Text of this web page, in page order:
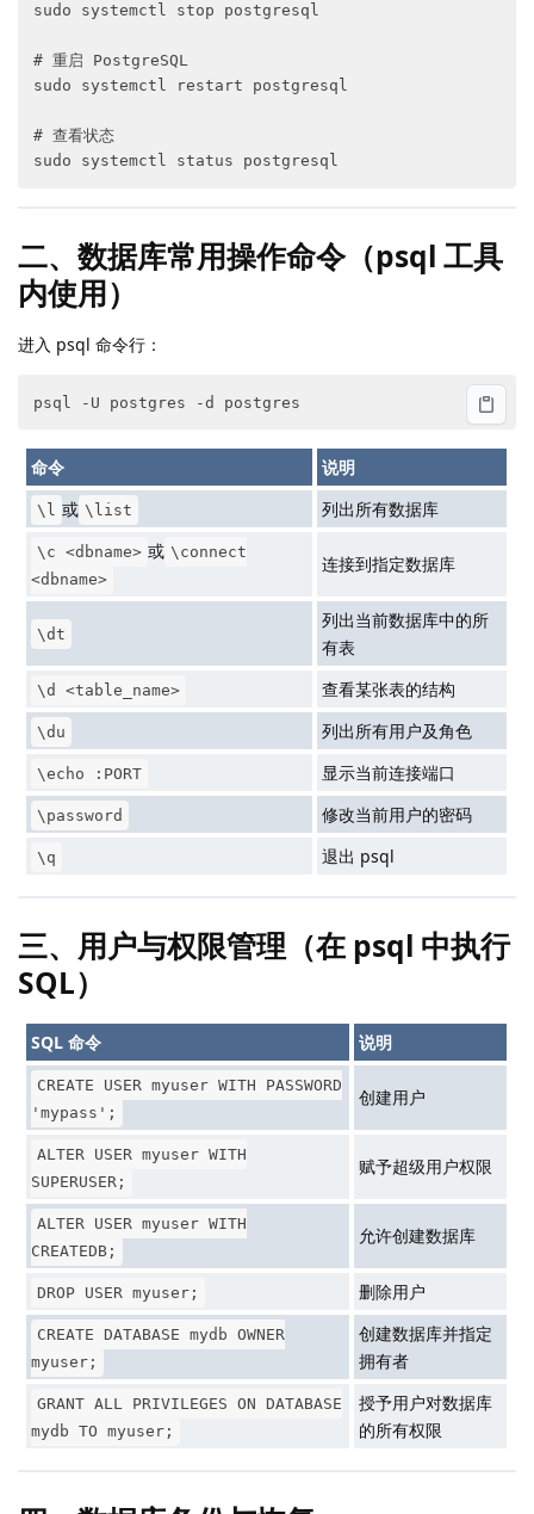
sudo systemctl stop postgresql
# 重启 PostgreSQL
sudo systemctl restart postgresql
# 查看状态
二、数据库常用操作命令（psql 工具
内使用）
进入 psql 命令行：
命令 说明
\l 或 \list 列出所有数据库
\c <dbname> 或 \connect
<dbname>
连接到指定数据库
\dt
列出当前数据库中的所
有表
\d <table_name> 查看某张表的结构
\du 列出所有用户及角色
\echo :PORT 显示当前连接端口
\password 修改当前用户的密码
\q 退出 psql
三、用户与权限管理（在 psql 中执行
SQL）
SQL 命令 说明
CREATE USER myuser WITH PASSWORD
'mypass';
创建用户
ALTER USER myuser WITH
SUPERUSER;
赋予超级用户权限
ALTER USER myuser WITH
CREATEDB;
允许创建数据库
DROP USER myuser; 删除用户
CREATE DATABASE mydb OWNER
myuser;
创建数据库并指定
拥有者
GRANT ALL PRIVILEGES ON DATABASE
mydb TO myuser;
授予用户对数据库
的所有权限